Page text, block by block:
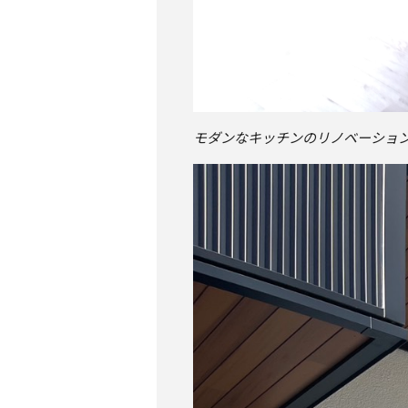
モダンなキッチンのリノベーショ